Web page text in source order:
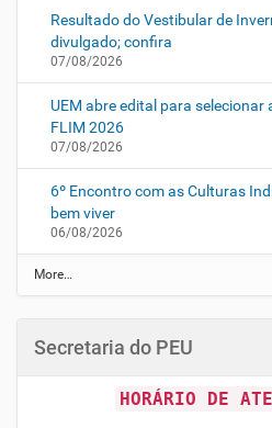
Resultado do Vestibular de
divulgado; confira
07/08/2026
UEM abre edital para
FLIM 2026
07/08/2026
6º Encontro com as Culturas
bem viver
06/08/2026
N
o
c
More…
Secretaria do PEU
HORÁRIO DE